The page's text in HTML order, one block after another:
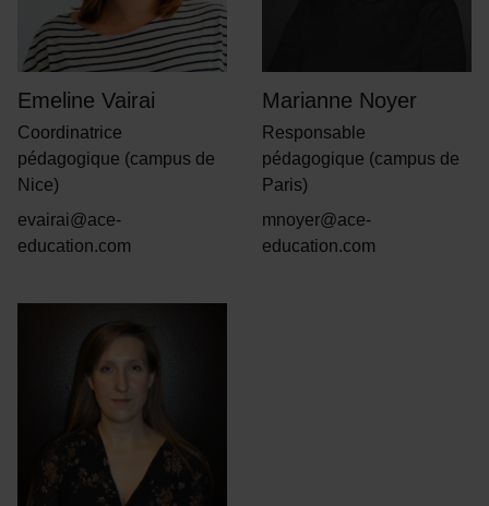
Emeline Vairai
Coordinatrice
pédagogique (campus de
Nice)
evairai@ace-
education.com
Marianne Noyer
Responsable
pédagogique (campus de
Paris)
mnoyer@ace-
education.com